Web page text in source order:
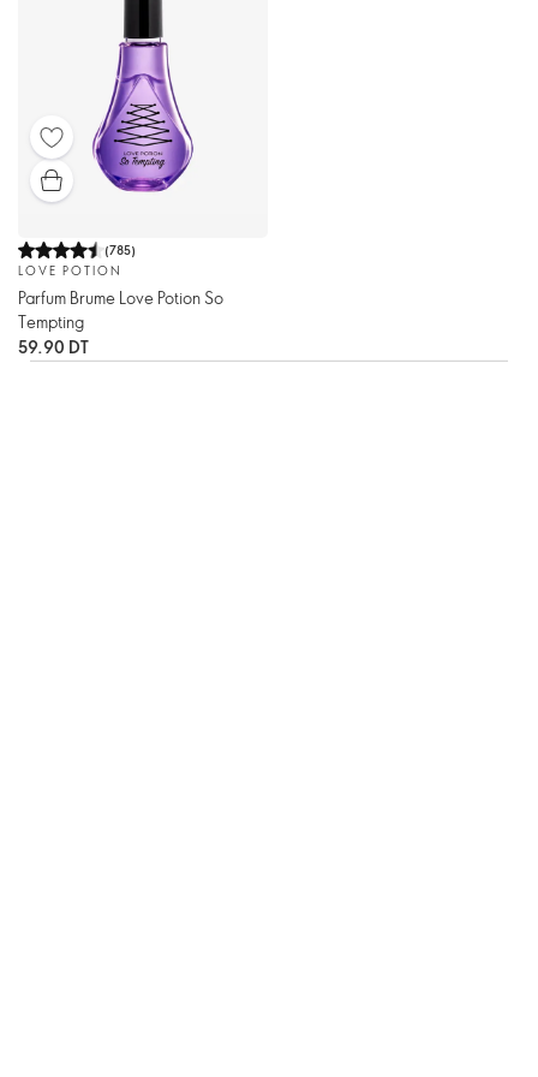
(785)
LOVE POTION
Parfum Brume Love Potion So
Tempting
59.90 DT